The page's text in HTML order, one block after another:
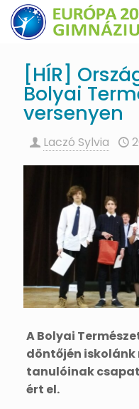
[HÍR]
Bolyai
versenyen
Laczó Sylvia
A Bolyai
döntőjén
tanulóinak
ért el.